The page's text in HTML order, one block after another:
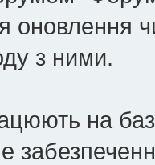
оновлення
з ними.
на